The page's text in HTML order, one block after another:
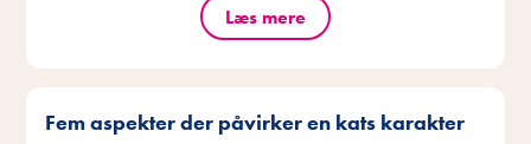
Læs mere
Fem aspekter der påvirker en kats karakter